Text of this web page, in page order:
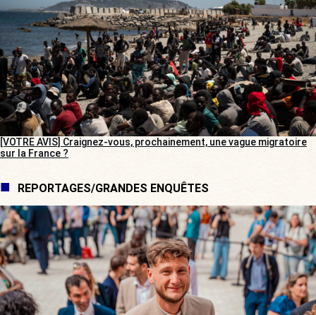
[VOTRE AVIS] Craignez-vous, prochainement, une vague migratoire
sur la France ?
REPORTAGES/GRANDES ENQUÊTES